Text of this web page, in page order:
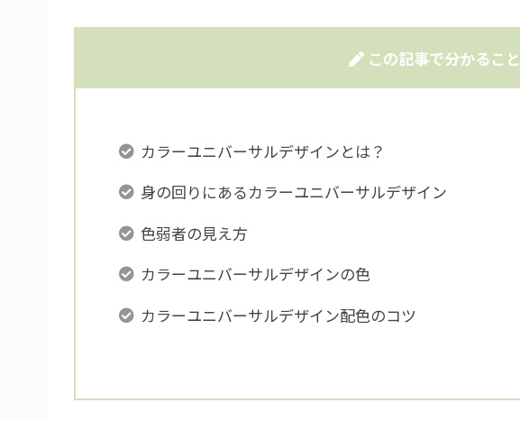
この記事で分かること
カラーユニバーサルデザインとは？
身の回りにあるカラーユニバーサルデザイン
色弱者の見え方
カラーユニバーサルデザインの色
カラーユニバーサルデザイン配色のコツ